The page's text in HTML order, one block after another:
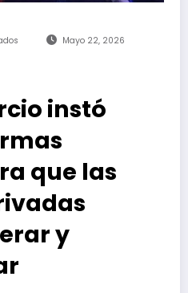
Mayo 22, 2026
instó
que las
y